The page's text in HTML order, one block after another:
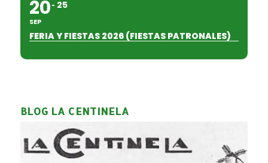
20
SEP
25
FERIA Y FIESTAS 2026 (FIESTAS PATRONALES)
BLOG LA CENTINELA